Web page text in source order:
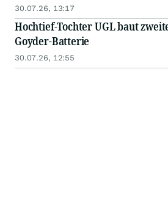
30.07.26, 13:17
Hochtief-Tochter UGL baut
Goyder-Batterie
30.07.26, 12:55